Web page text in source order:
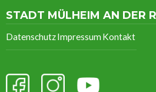
STADT MÜLHEIM AN DER
DatenschutzImpressum Kontakt